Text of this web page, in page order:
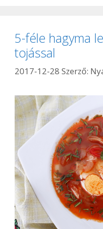
5-féle hagyma
tojással
2017-12-28 Szerző: